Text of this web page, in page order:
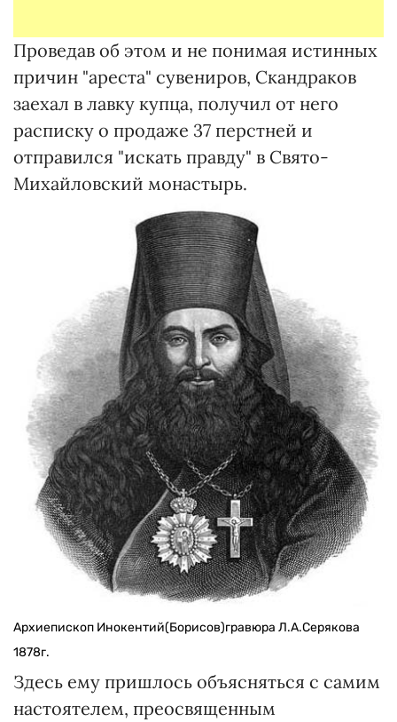
Проведав об этом и не понимая истинных
причин "ареста" сувениров, Скандраков
заехал в лавку купца, получил от него
расписку о продаже 37 перстней и
отправился "искать правду" в Свято-
Михайловский монастырь.
Архиепископ Инокентий(Борисов)гравюра Л.А.Серякова
1878г.
Здесь ему пришлось объясняться с самим
настоятелем, преосвященным